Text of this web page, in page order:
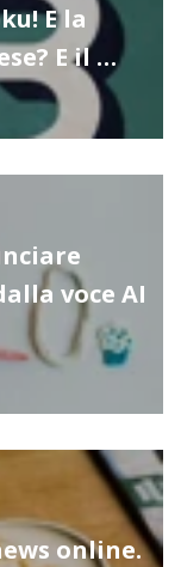
E la
E il …
voce AI
online.